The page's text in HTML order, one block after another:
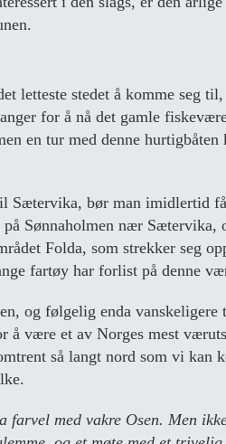
letteste stedet å komme seg
for å nå det gamle
en tur med denne
Sætervika, bør man imidlertid
Sønnaholmen nær Sætervika,
Folda, som strekker seg
fartøy har forlist på denne
og følgelig enda
å være et av Norges mest
så langt nord som vi kan
farvel med vakre Osen. Men